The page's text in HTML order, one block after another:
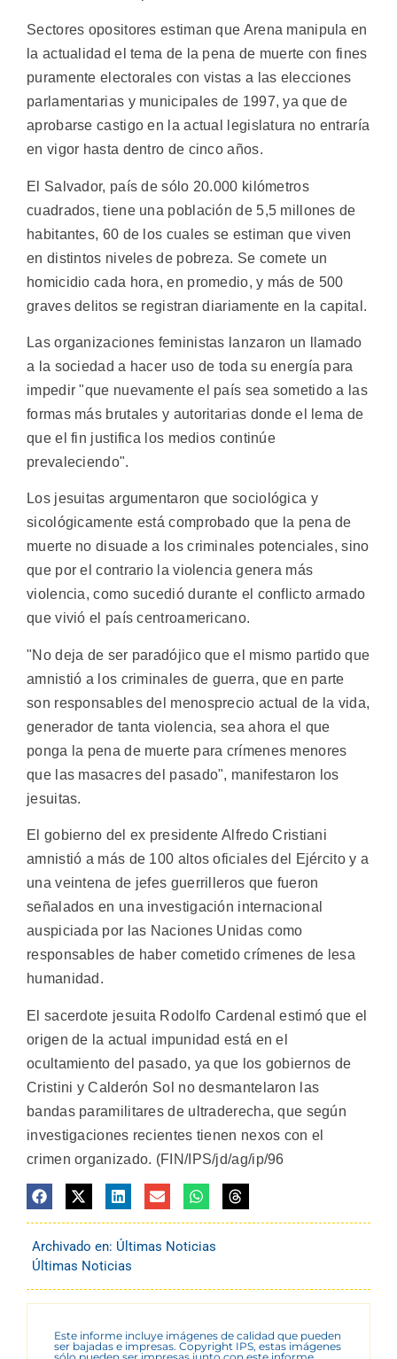
Sectores opositores estiman que Arena manipula en
la actualidad el tema de la pena de muerte con fines
puramente electorales con vistas a las elecciones
parlamentarias y municipales de 1997, ya que de
aprobarse castigo en la actual legislatura no entraría
en vigor hasta dentro de cinco años.
El Salvador, país de sólo 20.000 kilómetros
cuadrados, tiene una población de 5,5 millones de
habitantes, 60 de los cuales se estiman que viven
en distintos niveles de pobreza. Se comete un
homicidio cada hora, en promedio, y más de 500
graves delitos se registran diariamente en la capital.
Las organizaciones feministas lanzaron un llamado
a la sociedad a hacer uso de toda su energía para
impedir "que nuevamente el país sea sometido a las
formas más brutales y autoritarias donde el lema de
que el fin justifica los medios continúe
prevaleciendo".
Los jesuitas argumentaron que sociológica y
sicológicamente está comprobado que la pena de
muerte no disuade a los criminales potenciales, sino
que por el contrario la violencia genera más
violencia, como sucedió durante el conflicto armado
que vivió el país centroamericano.
"No deja de ser paradójico que el mismo partido que
amnistió a los criminales de guerra, que en parte
son responsables del menosprecio actual de la vida,
generador de tanta violencia, sea ahora el que
ponga la pena de muerte para crímenes menores
que las masacres del pasado", manifestaron los
jesuitas.
El gobierno del ex presidente Alfredo Cristiani
amnistió a más de 100 altos oficiales del Ejército y a
una veintena de jefes guerrilleros que fueron
señalados en una investigación internacional
auspiciada por las Naciones Unidas como
responsables de haber cometido crímenes de lesa
humanidad.
El sacerdote jesuita Rodolfo Cardenal estimó que el
origen de la actual impunidad está en el
ocultamiento del pasado, ya que los gobiernos de
Cristini y Calderón Sol no desmantelaron las
bandas paramilitares de ultraderecha, que según
investigaciones recientes tienen nexos con el
crimen organizado. (FIN/IPS/jd/ag/ip/96
Archivado en: Últimas Noticias
Últimas Noticias
Este informe incluye imágenes de calidad que pueden
ser bajadas e impresas. Copyright IPS, estas imágenes